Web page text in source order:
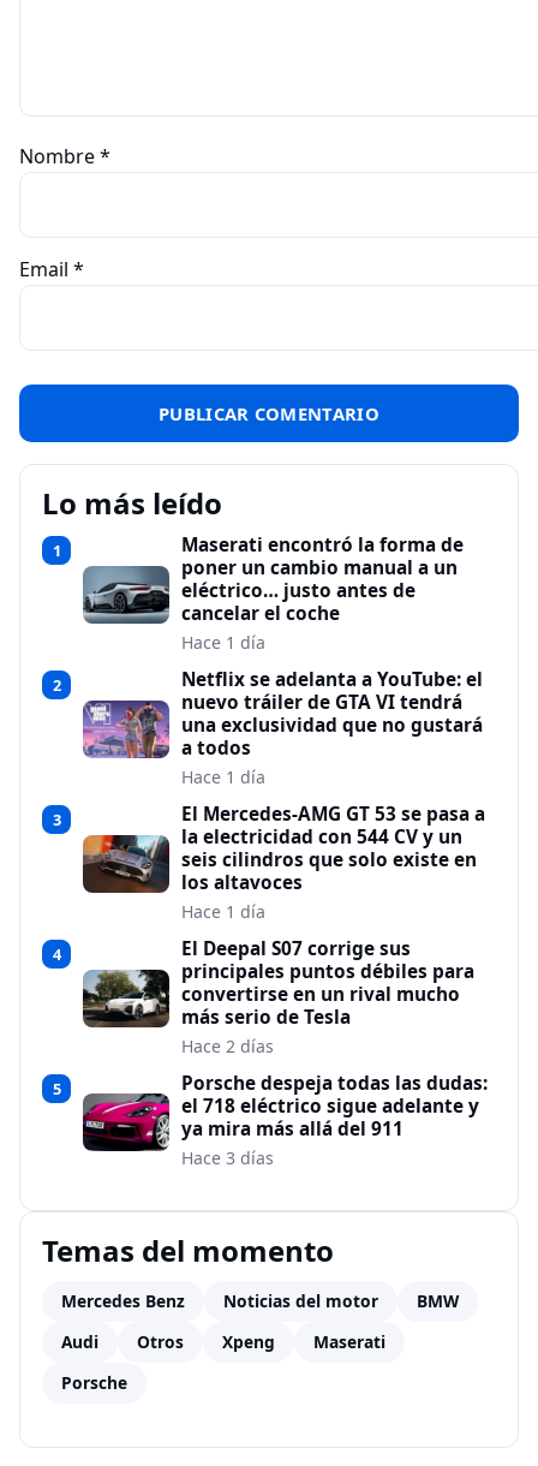
Nombre*
Email *
Lo más leído
1
Maserati encontró la forma de
poner un cambio manual a un
eléctrico… justo antes de
cancelar el coche
Hace 1 día
2
Netflix se adelanta a YouTube: el
nuevo tráiler de GTA VI tendrá
una exclusividad que no gustará
a todos
Hace 1 día
3
El Mercedes-AMG GT 53 se pasa a
la electricidad con 544 CV y un
seis cilindros que solo existe en
los altavoces
Hace 1 día
4
El Deepal S07 corrige sus
principales puntos débiles para
convertirse en un rival mucho
más serio de Tesla
Hace 2 días
5
Porsche despeja todas las dudas:
el 718 eléctrico sigue adelante y
ya mira más allá del 911
Hace 3 días
Temas del momento
Mercedes Benz Noticias del motor
BMW
Audi
Otros Xpeng
Maserati
Porsche